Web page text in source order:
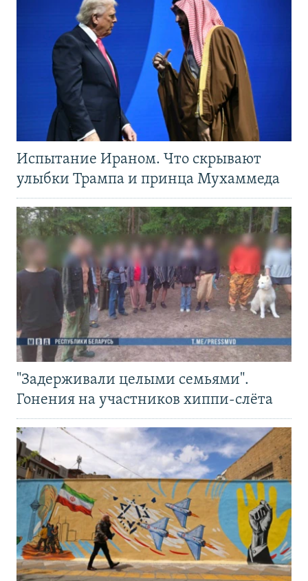
Испытание Ираном. Что скрывают
улыбки Трампа и принца Мухаммеда
"Задерживали целыми семьями".
Гонения на участников хиппи-слёта